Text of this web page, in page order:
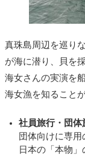
真珠島周辺を巡り
が海に潜り、貝を
海女さんの実演を
海女漁を知ること
社員旅行・ 団体
団体向けに専用
日本の「本物